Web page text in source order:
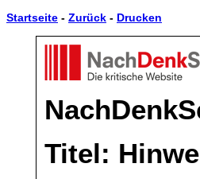
Startseite - Zurück - Drucken
Titel: